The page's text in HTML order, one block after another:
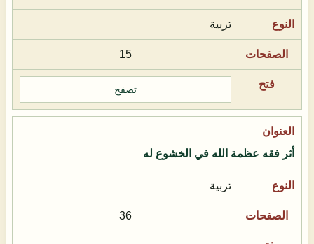
تربية
15
تصفح
أثر فقه عظمة الله في الخشوع له
تربية
36